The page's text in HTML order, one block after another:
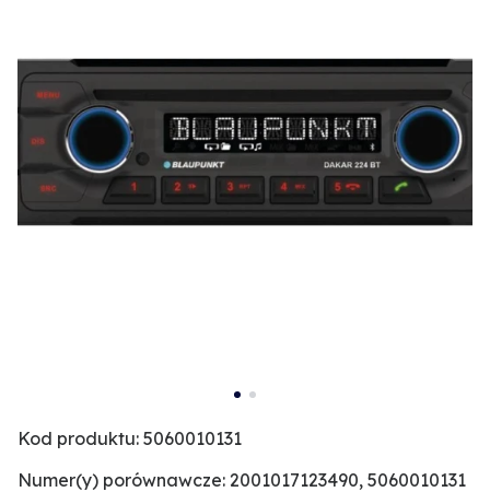
Kod produktu: 5060010131
Numer(y) porównawcze: 2001017123490, 5060010131